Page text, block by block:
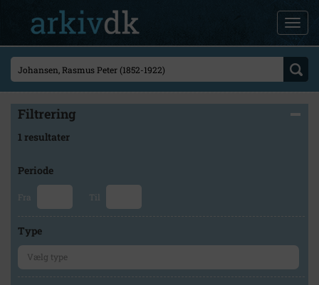
Filtrering
1 resultater
Periode
Fra Til
Type